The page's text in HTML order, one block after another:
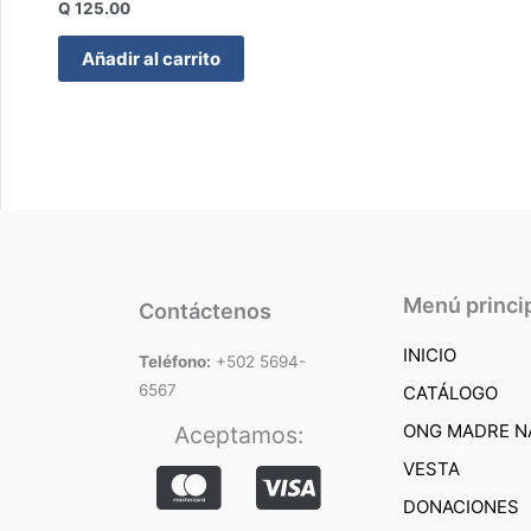
Q 125.00
Añadir al carrito
Contáctenos
Teléfono: +502 5694-
6567
Aceptamos:
Menú
INICIO
CATÁLOGO
ONG MADRE
VESTA
DONACIONES